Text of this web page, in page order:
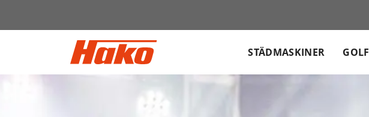
STÄDMASKINER GOLF